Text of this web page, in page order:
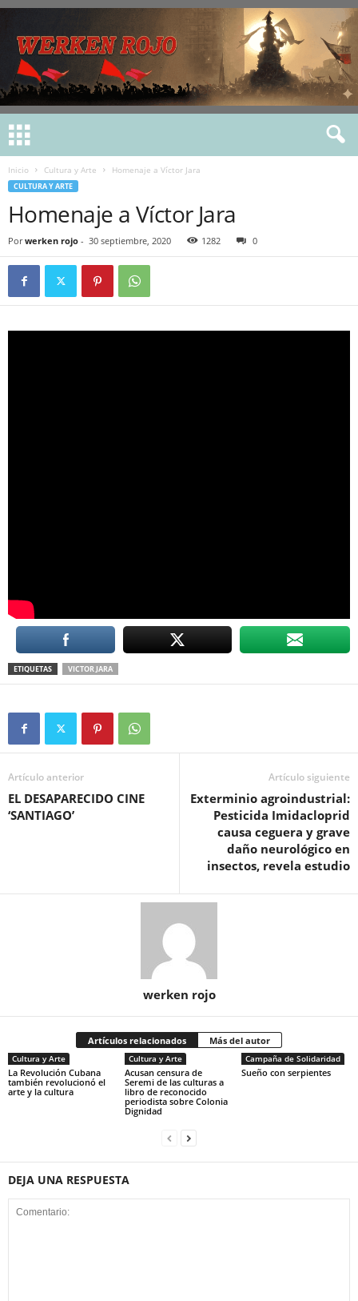
Inicio Cultura y Arte Homenaje a Víctor Jara
CULTURA Y ARTE
Homenaje a Víctor Jara
Por werken rojo - 30 septiembre, 2020 1282 0
ETIQUETAS VICTOR JARA
Artículo anterior
EL DESAPARECIDO CINE
‘SANTIAGO’
Artículo siguiente
Exterminio agroindustrial:
Pesticida Imidacloprid
causa ceguera y grave
daño neurológico en
insectos, revela estudio
werken rojo
Artículos relacionados Más del autor
Cultura y Arte
La Revolución Cubana
también revolucionó el
arte y la cultura
Cultura y Arte
Acusan censura de
Seremi de las culturas a
libro de reconocido
periodista sobre Colonia
Dignidad
Campaña de Solidaridad
Sueño con serpientes
DEJA UNA RESPUESTA